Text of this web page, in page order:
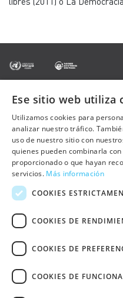
OTRAS PÁGINAS
Contacto
Preguntas frecuentes
Trabaja con nosotros
Sala de prensa
Política de cookies
Política de privacidad
Aviso Legal
Declaración de Accesibilidad
Ese sitio web utiliza
Utilizamos cookies para
analizar nuestro tráfico.
uso de nuestro sitio con
quienes pueden combinarla
proporcionado o que hayan
servicios. Más información
COOKIES
COOKIES DE
COOKIES DE
COOKIES DE